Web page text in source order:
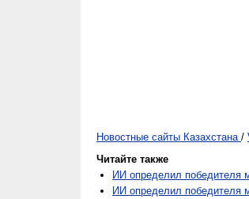
Новостные сайты Казахстана /
Читайте также
ИИ определил победителя
ИИ определил